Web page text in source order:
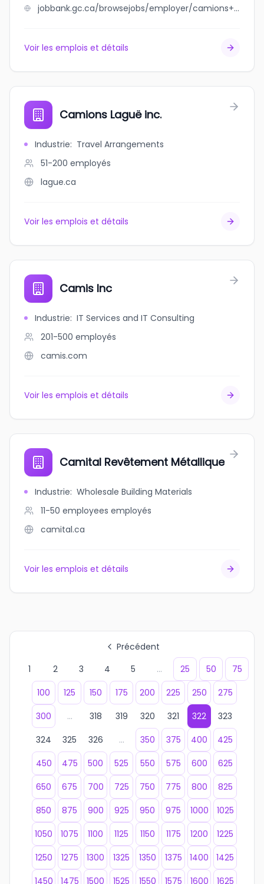
jobbank.gc.ca/browsejobs/employer/camions+lague+dorval+inc./ca
Voir les emplois et détails
Camions Laguë inc.
Industrie: Travel Arrangements
51-200 employés
lague.ca
Voir les emplois et détails
Camis Inc
Industrie: IT Services and IT Consulting
201-500 employés
camis.com
Voir les emplois et détails
Camital Revêtement Métallique
Industrie: Wholesale Building Materials
11-50 employees employés
camital.ca
Voir les emplois et détails
Précédent
1
2 3 4 5 ... 25 50
75
100
125 150 175 200 225 250
275
300
... 318 319 320 321 322
323
324
325 326 ... 350 375 400
425
450
475 500 525 550 575 600
625
650
675 700 725 750 775 800
825
850
875 900 925 950 975 1000
1025
1050
1075 1100 1125 1150 1175 1200
1225
1250
1275 1300 1325 1350 1375 1400
1425
1450
1475 1500 1525 1550 1575 1600 1625